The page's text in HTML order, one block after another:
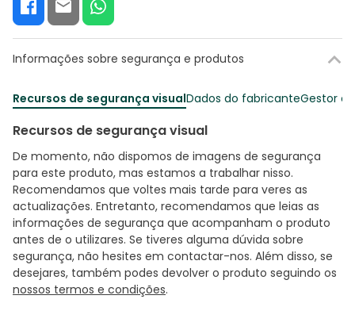
Informações sobre segurança e produtos
Recursos de segurança visualDados do fabricanteGestor
Recursos de segurança visual
De momento, não dispomos de imagens de segurança
para este produto, mas estamos a trabalhar nisso.
Recomendamos que voltes mais tarde para veres as
actualizações. Entretanto, recomendamos que leias as
informações de segurança que acompanham o produto
antes de o utilizares. Se tiveres alguma dúvida sobre
segurança, não hesites em contactar-nos. Além disso, se
desejares, também podes devolver o produto seguindo os
nossos termos e condições.